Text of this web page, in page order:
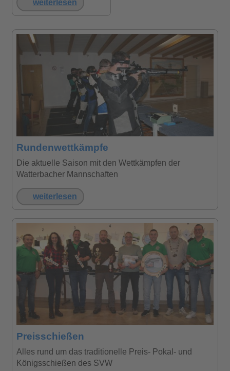
weiterlesen
Rundenwettkämpfe
Die aktuelle Saison mit den Wettkämpfen der
Watterbacher Mannschaften
weiterlesen
Preisschießen
Alles rund um das traditionelle Preis- Pokal- und
Königsschießen des SVW